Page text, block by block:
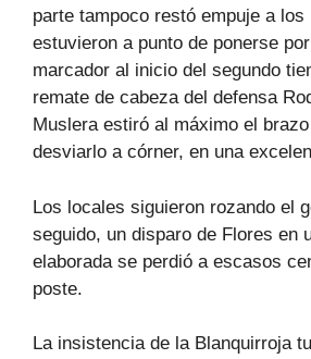
parte tampoco restó empuje a los
estuvieron a punto de ponerse
marcador al inicio del segundo
remate de cabeza del defensa
Muslera estiró al máximo el
desviarlo a córner, en una
Los locales siguieron rozando el
seguido, un disparo de Flores en
elaborada se perdió a escasos
poste.
La insistencia de la Blanquirroja